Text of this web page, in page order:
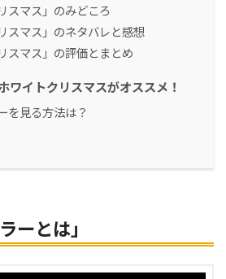
スマス」のみどころ
スマス」のネタバレと感想
スマス」の評価とまとめ
ワイトクリスマスがオススメ！
を見る方法は？
ーとは」